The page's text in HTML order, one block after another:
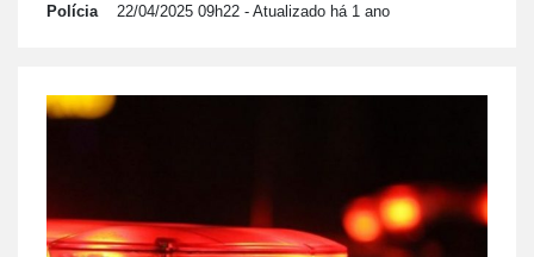
Polícia 22/04/2025 09h22 - Atualizado há 1 ano